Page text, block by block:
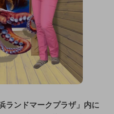
ランドマークプラザ」内に